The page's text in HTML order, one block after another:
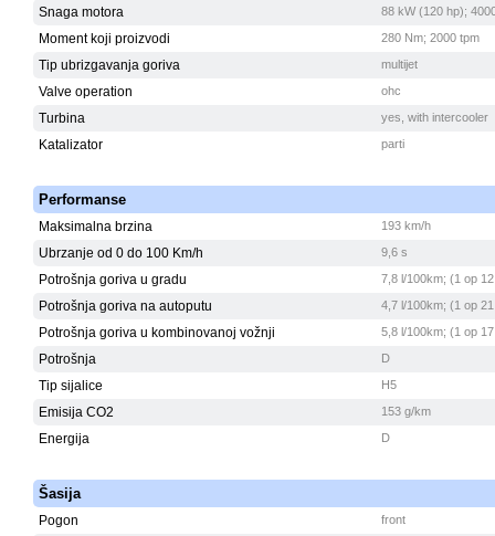
Snaga motora 88 kW (120 hp);
Moment koji proizvodi 280 Nm; 2000 tpm
Tip ubrizgavanja goriva multijet
Valve operation ohc
Turbina yes, with intercooler
Katalizator parti
Performanse
Maksimalna brzina 193 km/h
Ubrzanje od 0 do 100 Km/h 9,6 s
Potrošnja goriva u gradu 7,8 l/100km; (1 op
Potrošnja goriva na autoputu 4,7 l/100km; (1 op
Potrošnja goriva u kombinovanoj vožnji 5,8 l/100km; (1 op
Potrošnja D
Tip sijalice H5
Emisija CO2 153 g/km
Energija D
Šasija
Pogon front